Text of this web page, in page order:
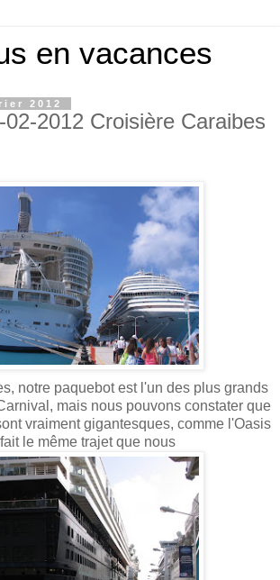
en vacances
2012
2012 Croisière Caraibes
notre paquebot est l'un des plus grands
mais nous pouvons constater que
vraiment gigantesques, comme l'Oasis
le même trajet que nous